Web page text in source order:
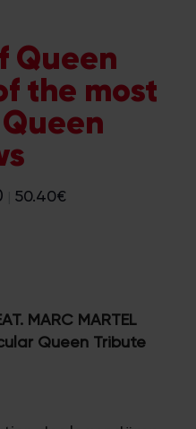
Queen
the most
50.40€
MARC MARTEL
Queen Tribute